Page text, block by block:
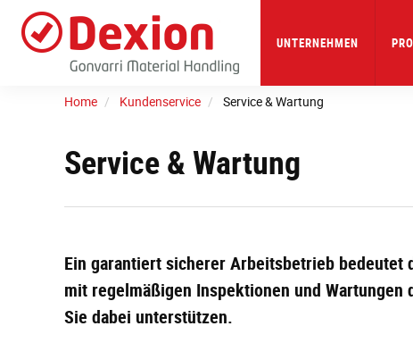
main
UNTERNEHMEN
Home Kundenservice Service & Wartung
Service & Wartung
Ein garantiert sicherer Arbeitsbetrieb
mit regelmäßigen Inspektionen und
Sie dabei unterstützen.